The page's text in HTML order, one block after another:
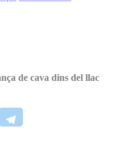
de cava dins del llac